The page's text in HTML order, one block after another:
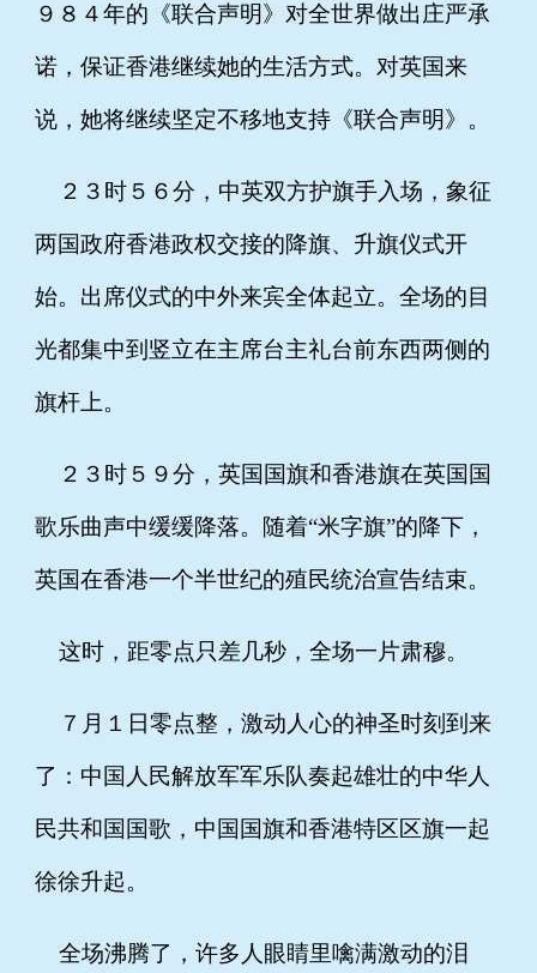
９８４年的《联合声明》对全世界做出庄严承
诺，保证香港继续她的生活方式。对英国来
说，她将继续坚定不移地支持《联合声明》。
２３时５６分，中英双方护旗手入场，象征
两国政府香港政权交接的降旗、升旗仪式开
始。出席仪式的中外来宾全体起立。全场的目
光都集中到竖立在主席台主礼台前东西两侧的
旗杆上。
２３时５９分，英国国旗和香港旗在英国国
歌乐曲声中缓缓降落。随着“米字旗”的降下，
英国在香港一个半世纪的殖民统治宣告结束。
这时，距零点只差几秒，全场一片肃穆。
７月１日零点整，激动人心的神圣时刻到来
了：中国人民解放军军乐队奏起雄壮的中华人
民共和国国歌，中国国旗和香港特区区旗一起
徐徐升起。
全场沸腾了，许多人眼睛里噙满激动的泪